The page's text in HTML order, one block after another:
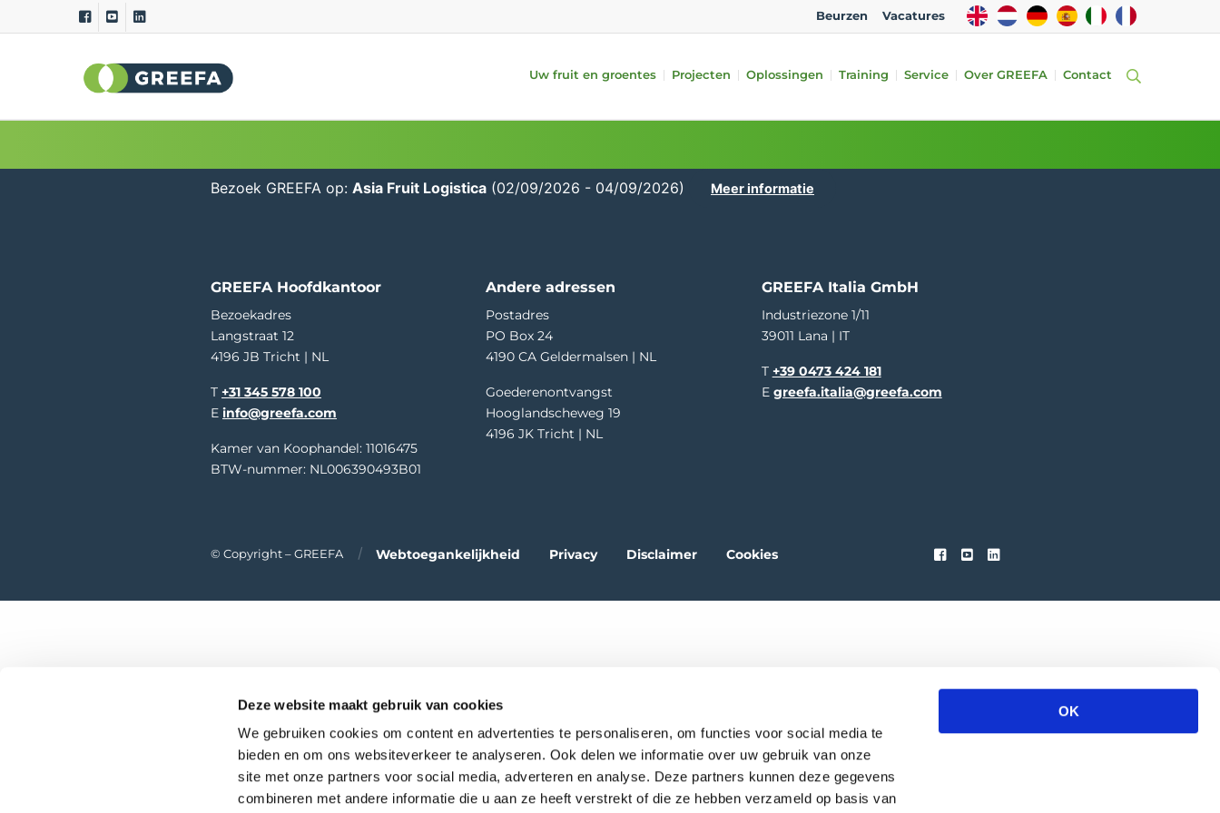
Deze website maakt gebruik van cookies
We gebruiken cookies om content en advertenties te personaliseren, om functies voor social media te
bieden en om ons websiteverkeer te analyseren. Ook delen we informatie over uw gebruik van onze
site met onze partners voor social media, adverteren en analyse. Deze partners kunnen deze gegevens
combineren met andere informatie die u aan ze heeft verstrekt of die ze hebben verzameld op basis van
OK
Beurzen Vacatures
EN NL DE ES IT FR
Uw fruit en groentes
Fruit
Peren
Groentes
Tomaten
Projecten Oplossingen
Sorteermachines
GeoSort Ultimate Clean
Meetsystemen
Interne kwaliteit (iFA)
Kromming
Randapparatuur
Behandeling
Vullen
Training Service Over GREEFA Contact
Bezoek GREEFA op: Asia Fruit Logistica (02/09/2026 - 04/09/2026) Meer informatie
GREEFA Hoofdkantoor
Bezoekadres
Langstraat 12
4196 JB Tricht | NL
T +31 345 578 100
E info@greefa.com
Kamer van Koophandel: 11016475
BTW-nummer: NL006390493B01
Andere adressen
Postadres
PO Box 24
4190 CA Geldermalsen | NL
Goederenontvangst
Hooglandscheweg 19
4196 JK Tricht | NL
GREEFA Italia GmbH
Industriezone 1/11
39011 Lana | IT
T +39 0473 424 181
E greefa.italia@greefa.com
© Copyright – GREEFA Webtoegankelijkheid Privacy Disclaimer Cookies